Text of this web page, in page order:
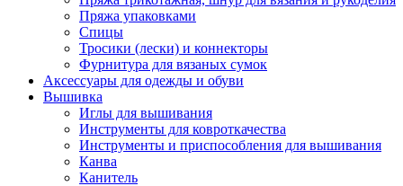
Пряжа упаковками
Спицы
Тросики (лески) и коннекторы
Фурнитура для вязаных сумок
Аксессуары для одежды и обуви
Вышивка
Иглы для вышивания
Инструменты для ковроткачества
Инструменты и приспособления для вышивания
Канва
Канитель